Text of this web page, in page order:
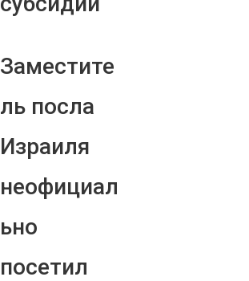
Заместите
ль посла
Израиля
неофициал
ьно
посетил